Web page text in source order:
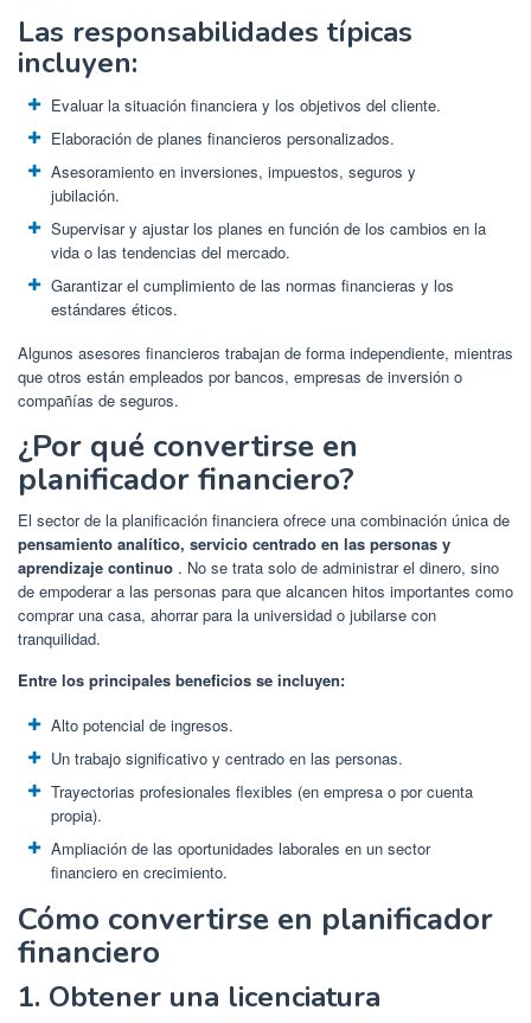
Las responsabilidades típicas
incluyen:
Evaluar la situación financiera y los objetivos del cliente.
Elaboración de planes financieros personalizados.
Asesoramiento en inversiones, impuestos, seguros y
jubilación.
Supervisar y ajustar los planes en función de los cambios en la
vida o las tendencias del mercado.
Garantizar el cumplimiento de las normas financieras y los
estándares éticos.
Algunos asesores financieros trabajan de forma independiente, mientras
que otros están empleados por bancos, empresas de inversión o
compañías de seguros.
¿Por qué convertirse en
planificador financiero?
El sector de la planificación financiera ofrece una combinación única de
pensamiento analítico, servicio centrado en las personas y
aprendizaje continuo . No se trata solo de administrar el dinero, sino
de empoderar a las personas para que alcancen hitos importantes como
comprar una casa, ahorrar para la universidad o jubilarse con
tranquilidad.
Entre los principales beneficios se incluyen:
Alto potencial de ingresos.
Un trabajo significativo y centrado en las personas.
Trayectorias profesionales flexibles (en empresa o por cuenta
propia).
Ampliación de las oportunidades laborales en un sector
financiero en crecimiento.
Cómo convertirse en planificador
financiero
1. Obtener una licenciatura